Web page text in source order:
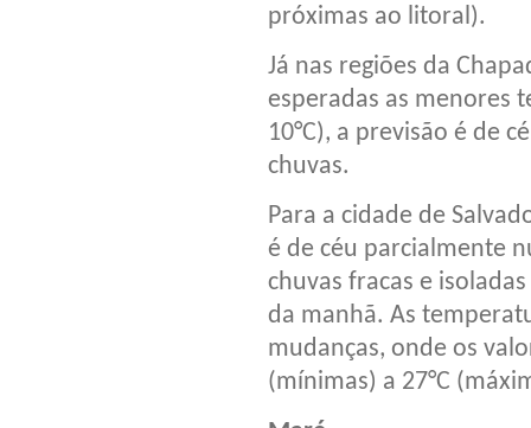
próximas ao litoral).
Já nas regiões da
esperadas as menores
10°C), a previsão é de
chuvas.
Para a cidade de
é de céu parcialmente
chuvas fracas e
da manhã. As
mudanças, onde os
(mínimas) a 27°C